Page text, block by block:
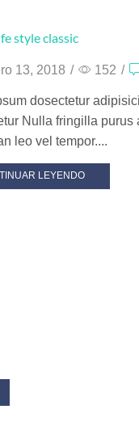
style classic
13, 2018 / 152 /
dosectetur
Nulla fringilla
leo vel tempor....
LEYENDO